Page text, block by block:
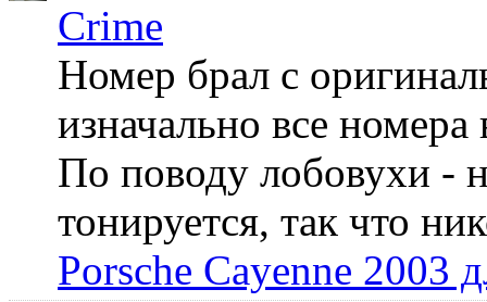
Crime
Номер брал с
изначально все
По поводу лобовухи -
тонируется, так что
Porsche Cayenne 2003